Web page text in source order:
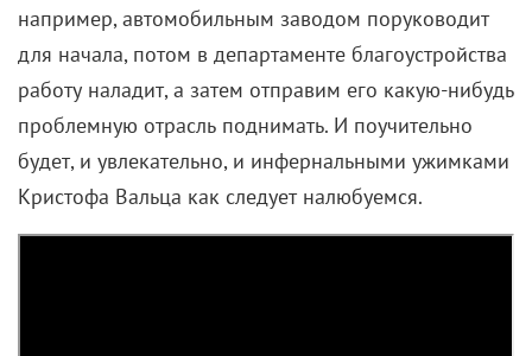
например, автомобильным заводом поруководит
для начала, потом в департаменте благоустройства
работу наладит, а затем отправим его какую-нибудь
проблемную отрасль поднимать. И поучительно
будет, и увлекательно, и инфернальными ужимками
Кристофа Вальца как следует налюбуемся.